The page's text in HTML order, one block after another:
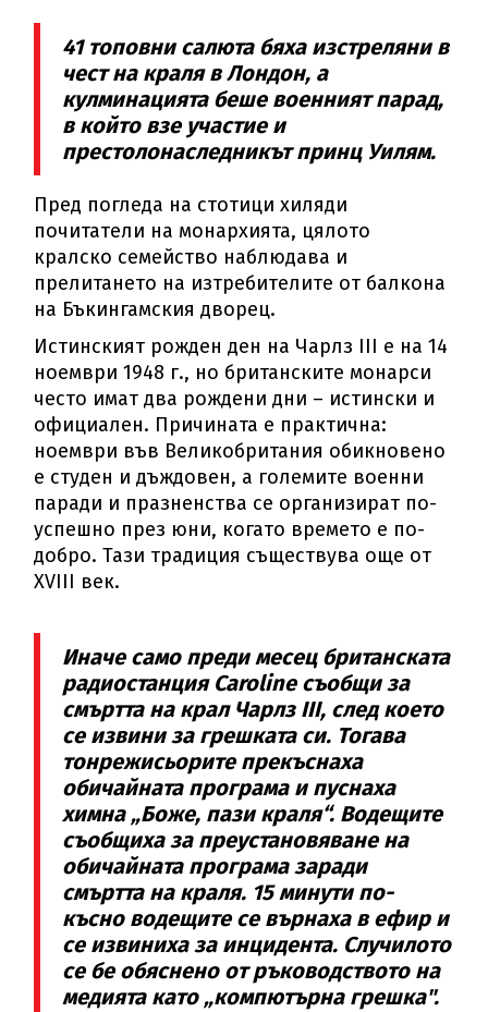
41 топовни салюта бяха изстреляни в
чест на краля в Лондон, а
кулминацията беше военният парад,
в който взе участие и
престолонаследникът принц Уилям.
Пред погледа на стотици хиляди
почитатели на монархията, цялото
кралско семейство наблюдава и
прелитането на изтребителите от балкона
на Бъкингамския дворец.
Истинският рожден ден на Чарлз III е на 14
ноември 1948 г., но британските монарси
често имат два рождени дни – истински и
официален. Причината е практична:
ноември във Великобритания обикновено
е студен и дъждовен, а големите военни
паради и празненства се организират по-
успешно през юни, когато времето е по-
добро. Тази традиция съществува още от
XVIII век.
Иначе само преди месец британската
радиостанция Caroline съобщи за
смъртта на крал Чарлз III, след което
се извини за грешката си. Тогава
тонрежисьорите прекъснаха
обичайната програма и пуснаха
химна „Боже, пази краля“. Водещите
съобщиха за преустановяване на
обичайната програма заради
смъртта на краля. 15 минути по-
късно водещите се върнаха в ефир и
се извиниха за инцидента. Случилото
се бе обяснено от ръководството на
медията като „компютърна грешка".